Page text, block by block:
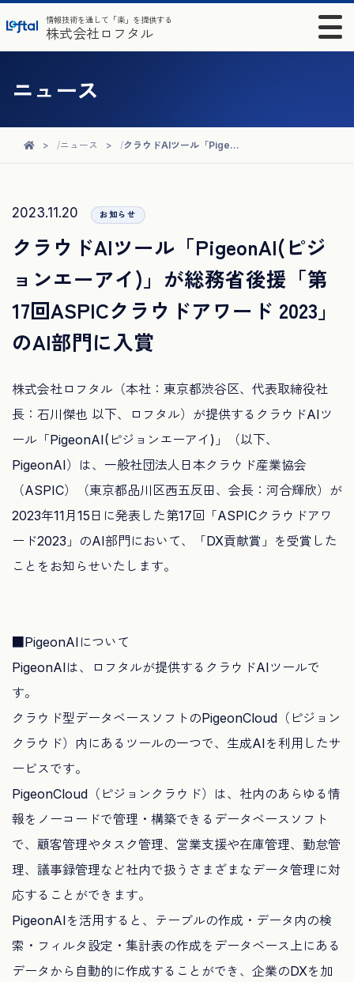
情報技術を通して「楽」を提供する
株式会社ロフタル
ニュース
ニュース クラウドAIツール「PigeonAI(ピジョンエーアイ)」が総務省後援「第17回ASPICクラウドアワード 2023」のAI部門に入賞
2023.11.20 お知らせ
クラウドAIツール「PigeonAI(ピジ
ョンエーアイ)」が総務省後援「第
17回ASPICクラウドアワード 2023」
のAI部門に入賞
株式会社ロフタル（本社：東京都渋谷区、代表取締役社
長：石川傑也 以下、ロフタル）が提供するクラウドAIツ
ール「PigeonAI(ピジョンエーアイ)」（以下、
PigeonAI）は、一般社団法人日本クラウド産業協会
（ASPIC）（東京都品川区西五反田、会長：河合輝欣）が
2023年11月15日に発表した第17回「ASPICクラウドアワ
ード2023」のAI部門において、「DX貢献賞」を受賞した
ことをお知らせいたします。
■PigeonAIについて
PigeonAIは、ロフタルが提供するクラウドAIツールで
す。
クラウド型データベースソフトのPigeonCloud（ピジョン
クラウド）内にあるツールの一つで、生成AIを利用したサ
ービスです。
PigeonCloud（ピジョンクラウド）は、社内のあらゆる情
報をノーコードで管理・構築できるデータベースソフト
で、顧客管理やタスク管理、営業支援や在庫管理、勤怠管
理、議事録管理など社内で扱うさまざまなデータ管理に対
応することができます。
PigeonAIを活用すると、テーブルの作成・データ内の検
索・フィルタ設定・集計表の作成をデータベース上にある
データから自動的に作成することができ、企業のDXを加